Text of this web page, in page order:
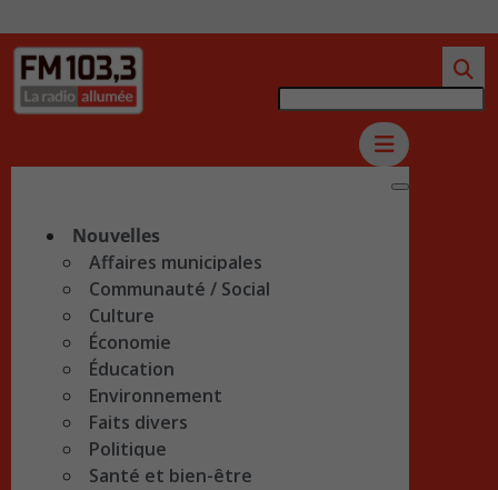
Nouvelles
Affaires municipales
Communauté / Social
Culture
Économie
Éducation
Environnement
Faits divers
Politique
Santé et bien-être